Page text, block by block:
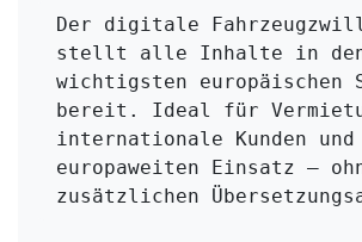
Der digitale
stellt alle Inhalte in
wichtigsten europäischen
bereit. Ideal für
internationale Kunden und
europaweiten Einsatz –
zusätzlichen